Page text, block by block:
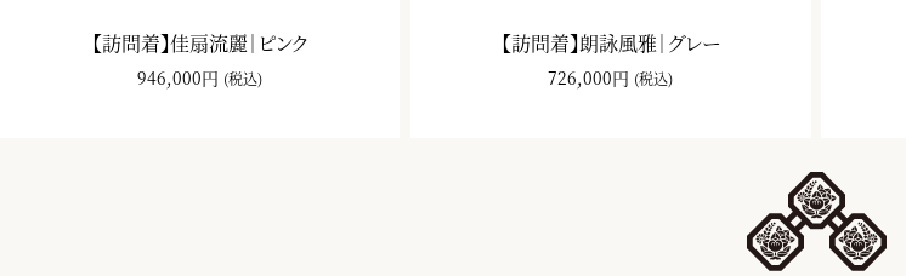
【訪問着】佳扇流麗｜ピンク
946,000円 (税込)
【訪問着】朗詠風雅｜グレー
726,000円 (税込)